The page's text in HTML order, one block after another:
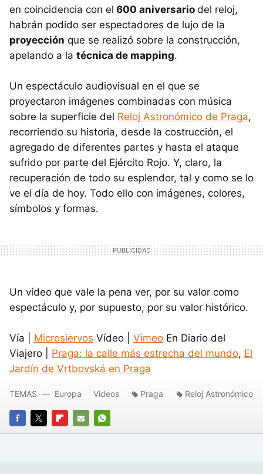
en coincidencia con el 600 aniversario del reloj,
habrán podido ser espectadores de lujo de la
proyección que se realizó sobre la construcción,
apelando a la técnica de mapping.
Un espectáculo audiovisual en el que se
proyectaron imágenes combinadas con música
sobre la superficie del Reloj Astronómico de Praga,
recorriendo su historia, desde la costrucción, el
agregado de diferentes partes y hasta el ataque
sufrido por parte del Ejército Rojo. Y, claro, la
recuperación de todo su esplendor, tal y como se lo
ve el día de hoy. Todo ello con imágenes, colores,
símbolos y formas.
Un vídeo que vale la pena ver, por su valor como
espectáculo y, por supuesto, por su valor histórico.
Vía | Microsiervos Vídeo | Vimeo En Diario del
Viajero | Praga: la calle más estrecha del mundo, El
Jardín de Vrtbovská en Praga
FACEBOOK
TWITTERFLIPBOARD
E-
WHATSAPP
TEMAS Europa Videos Praga Reloj Astronómico